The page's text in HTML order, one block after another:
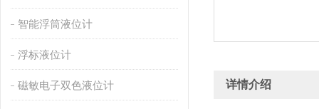
智能浮筒液位计
浮标液位计
磁敏电子双色液位计 详情介绍